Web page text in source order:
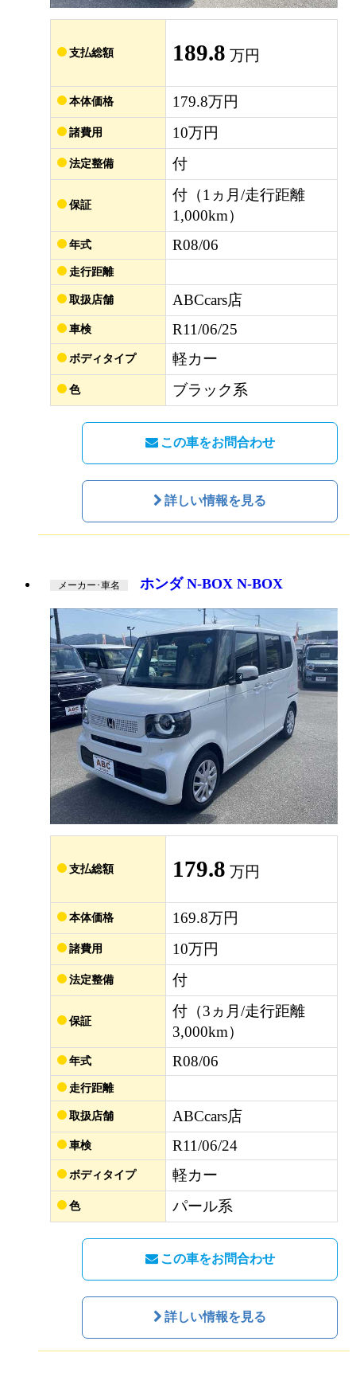
支払総額 189.8 万円
本体価格 179.8万円
諸費用 10万円
法定整備 付
保証
付（1ヵ月/走行距離
1,000km）
年式 R08/06
走行距離
取扱店舗 ABCcars店
車検 R11/06/25
ボディタイプ 軽カー
色 ブラック系
この車をお問合わせ
詳しい情報を見る
メーカー･車名 ホンダ N-BOX N-BOX
支払総額 179.8 万円
本体価格 169.8万円
諸費用 10万円
法定整備 付
保証
付（3ヵ月/走行距離
3,000km）
年式 R08/06
走行距離
取扱店舗 ABCcars店
車検 R11/06/24
ボディタイプ 軽カー
色 パール系
この車をお問合わせ
詳しい情報を見る